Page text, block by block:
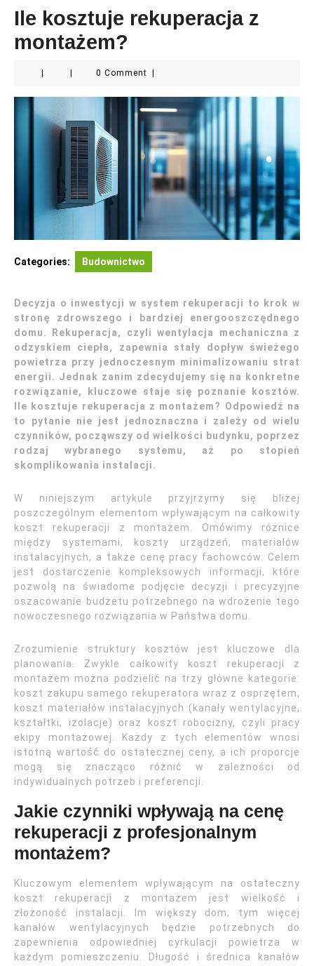
Ile kosztuje rekuperacja z
montażem?
0 Comment
Categories: Budownictwo
Decyzja o inwestycji w system rekuperacji to krok w
stronę zdrowszego i bardziej energooszczędnego
domu. Rekuperacja, czyli wentylacja mechaniczna z
odzyskiem ciepła, zapewnia stały dopływ świeżego
powietrza przy jednoczesnym minimalizowaniu strat
energii. Jednak zanim zdecydujemy się na konkretne
rozwiązanie, kluczowe staje się poznanie kosztów.
Ile kosztuje rekuperacja z montażem? Odpowiedź na
to pytanie nie jest jednoznaczna i zależy od wielu
czynników, począwszy od wielkości budynku, poprzez
rodzaj wybranego systemu, aż po stopień
skomplikowania instalacji.
W niniejszym artykule przyjrzymy się bliżej
poszczególnym elementom wpływającym na całkowity
koszt rekuperacji z montażem. Omówimy różnice
między systemami, koszty urządzeń, materiałów
instalacyjnych, a także cenę pracy fachowców. Celem
jest dostarczenie kompleksowych informacji, które
pozwolą na świadome podjęcie decyzji i precyzyjne
oszacowanie budżetu potrzebnego na wdrożenie tego
nowoczesnego rozwiązania w Państwa domu.
Zrozumienie struktury kosztów jest kluczowe dla
planowania. Zwykle całkowity koszt rekuperacji z
montażem można podzielić na trzy główne kategorie:
koszt zakupu samego rekuperatora wraz z osprzętem,
koszt materiałów instalacyjnych (kanały wentylacyjne,
kształtki, izolacje) oraz koszt robocizny, czyli pracy
ekipy montażowej. Każdy z tych elementów wnosi
istotną wartość do ostatecznej ceny, a ich proporcje
mogą się znacząco różnić w zależności od
indywidualnych potrzeb i preferencji.
Jakie czynniki wpływają na cenę
rekuperacji z profesjonalnym
montażem?
Kluczowym elementem wpływającym na ostateczny
koszt rekuperacji z montażem jest wielkość i
złożoność instalacji. Im większy dom, tym więcej
kanałów wentylacyjnych będzie potrzebnych do
zapewnienia odpowiedniej cyrkulacji powietrza w
każdym pomieszczeniu. Długość i średnica kanałów